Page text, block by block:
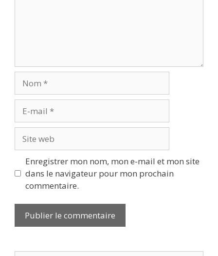
mail
web
Enregistrer mon nom, mon e-mail et mon site
dans le navigateur pour mon prochain
commentaire.